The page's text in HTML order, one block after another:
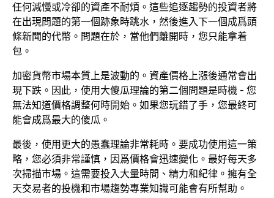
任何減慢或冷卻的資產不耐煩。這些追逐趨勢的投資者將
在出現問題的第一個跡象時跳水，然後進入下一個成爲頭
條新聞的代幣。問題在於，當他們離開時，您只能拿着
包。
加密貨幣市場本質上是波動的。資產價格上漲後通常會出
現下跌。因此，使用大傻瓜理論的第二個問題是時機 - 您
無法知道價格調整何時開始。如果您玩錯了手，您最終可
能會成爲最大的傻瓜。
最後，使用更大的愚蠢理論非常耗時。要成功使用這一策
略，您必須非常謹慎，因爲價格會迅速變化。最好每天多
次掃描市場。這需要投入大量時間、精力和紀律。擁有全
天交易者的投機和市場趨勢專業知識可能會有所幫助。